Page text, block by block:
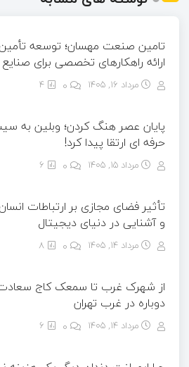
تامین صنعت مهسان؛ توسعه
ارائه راهکارهای تخصصی برای صنایع
مرداد ۱۶, ۱۴۰۵ 4
پایان عصر هنگ کردن؛ وبلین به
حرفه ای ارتقا پیدا کرد!
مرداد ۱۵, ۱۴۰۵ 6
تأثیر فضای مجازی بر ارتباطات
و آشنایی در دنیای دیجیتال
مرداد ۱۴, ۱۴۰۵ 8
از شهرک غرب تا سمعک کاج
دوباره در غرب تهران
مرداد ۱۴, ۱۴۰۵ 6